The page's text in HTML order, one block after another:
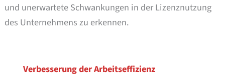
und unerwartete Schwankungen in der Lizenznutzung
des Unternehmens zu erkennen.
Verbesserung der Arbeitseffizienz